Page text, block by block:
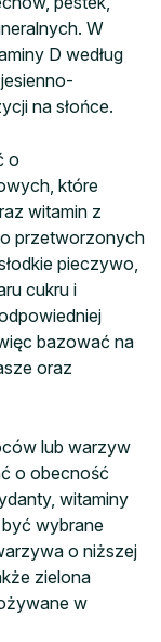
W
D według
na słońce.
o
które
witamin z
przetworzonych
pieczywo,
cukru i
bazować na
oraz
lub warzyw
o obecność
witaminy
wybrane
o niższej
zielona
w